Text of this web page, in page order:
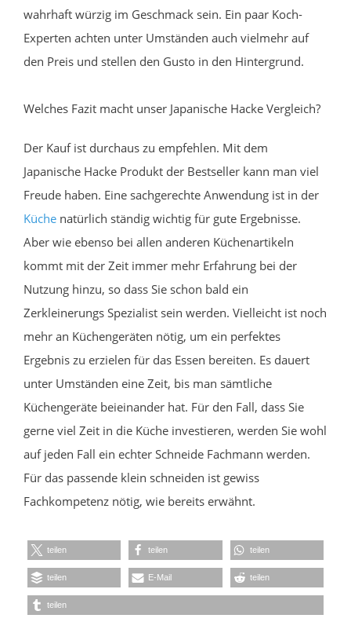
wahrhaft würzig im Geschmack sein. Ein paar Koch-
Experten achten unter Umständen auch vielmehr auf
den Preis und stellen den Gusto in den Hintergrund.
Welches Fazit macht unser Japanische Hacke Vergleich?
Der Kauf ist durchaus zu empfehlen. Mit dem
Japanische Hacke Produkt der Bestseller kann man viel
Freude haben. Eine sachgerechte Anwendung ist in der
Küche natürlich ständig wichtig für gute Ergebnisse.
Aber wie ebenso bei allen anderen Küchenartikeln
kommt mit der Zeit immer mehr Erfahrung bei der
Nutzung hinzu, so dass Sie schon bald ein
Zerkleinerungs Spezialist sein werden. Vielleicht ist noch
mehr an Küchengeräten nötig, um ein perfektes
Ergebnis zu erzielen für das Essen bereiten. Es dauert
unter Umständen eine Zeit, bis man sämtliche
Küchengeräte beieinander hat. Für den Fall, dass Sie
gerne viel Zeit in die Küche investieren, werden Sie wohl
auf jeden Fall ein echter Schneide Fachmann werden.
Für das passende klein schneiden ist gewiss
Fachkompetenz nötig, wie bereits erwähnt.
teilen teilen teilen
teilen E-Mail teilen
teilen